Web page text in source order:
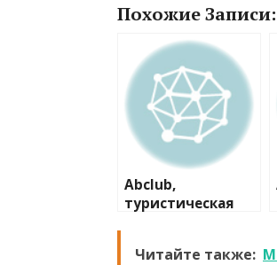
Похожие Записи:
Abclub,
туристическая
Читайте также: